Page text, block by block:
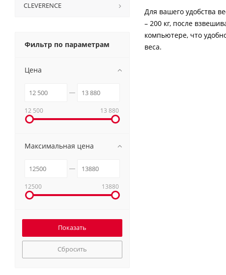
Для вашего удобства
– 200 кг, после
компьютере, что
веса.
CLEVERENCE
Фильтр по параметрам
Цена
12 500 13 880
Максимальная цена
12500 13880
Сбросить